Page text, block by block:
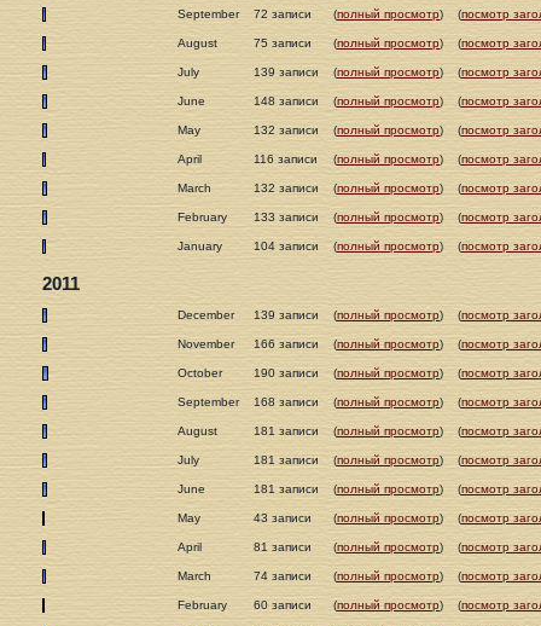
September 72 записи (полный просмотр) (посмотр
August 75 записи (полный просмотр) (посмотр
July 139 записи (полный просмотр) (посмотр
June 148 записи (полный просмотр) (посмотр
May 132 записи (полный просмотр) (посмотр
April 116 записи (полный просмотр) (посмотр
March 132 записи (полный просмотр) (посмотр
February 133 записи (полный просмотр) (посмотр
January 104 записи (полный просмотр) (посмотр
2011
December 139 записи (полный просмотр) (посмотр
November 166 записи (полный просмотр) (посмотр
October 190 записи (полный просмотр) (посмотр
September 168 записи (полный просмотр) (посмотр
August 181 записи (полный просмотр) (посмотр
July 181 записи (полный просмотр) (посмотр
June 181 записи (полный просмотр) (посмотр
May 43 записи (полный просмотр) (посмотр
April 81 записи (полный просмотр) (посмотр
March 74 записи (полный просмотр) (посмотр
February 60 записи (полный просмотр) (посмотр